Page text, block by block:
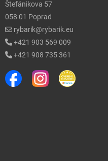
Štefánikova 57
058 01 Poprad
rybarik@rybarik.eu
+421 903 569 009
+421 908 735 361